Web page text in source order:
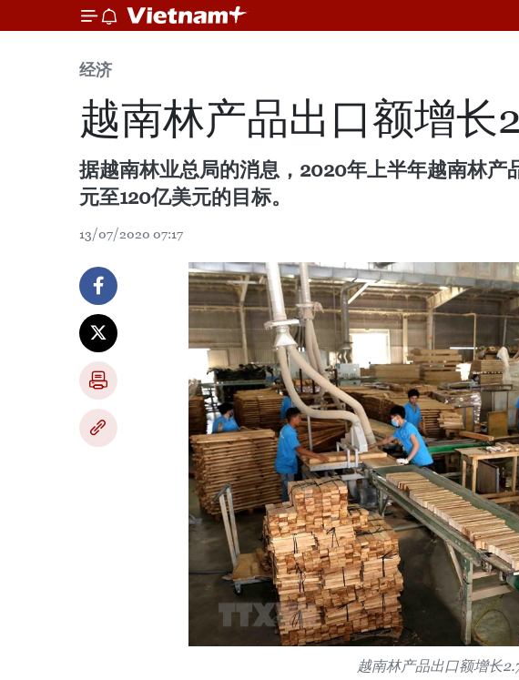
经济
越南林产品出口额增长
据越南林业总局的消息，2020年上半年越南林产
元至120亿美元的目标。
13/07/2020 07:17
越南林产品出口额增长